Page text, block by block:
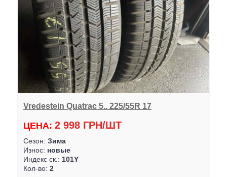
Vredestein Quatrac 5.. 225/55R 17
ЦЕНА: 2 998 ГРН/ШТ
Сезон: Зима
Износ: новые
Индекс ск.: 101Y
Кол-во: 2